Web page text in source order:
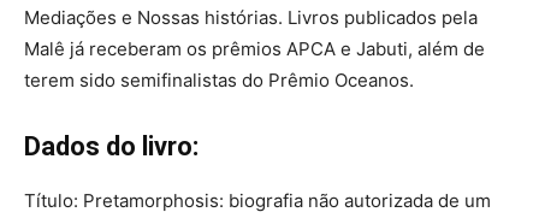
Mediações e Nossas histórias. Livros publicados pela
Malê já receberam os prêmios APCA e Jabuti, além de
terem sido semifinalistas do Prêmio Oceanos.
Dados do livro:
Título: Pretamorphosis: biografia não autorizada de um